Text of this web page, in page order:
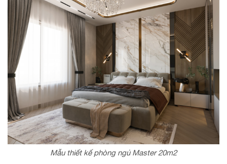
Mẫu thiết kế phòng ngủ Master 20m2